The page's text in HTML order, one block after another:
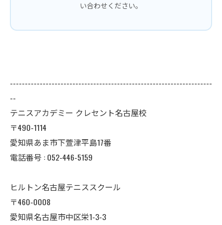
い合わせください。
--------------------------------------------------------------------
--
テニスアカデミー クレセント名古屋校
〒490-1114
愛知県あま市下萱津平島17番
電話番号 : 052-446-5159
ヒルトン名古屋テニススクール
〒460-0008
愛知県名古屋市中区栄1-3-3